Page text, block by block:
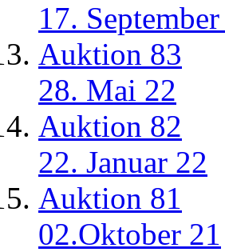
17.
Auktion 83
28. Mai 22
Auktion 82
22. Januar 22
Auktion 81
02.Oktober 21